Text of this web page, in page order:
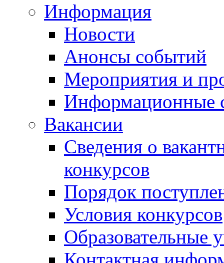
Информация
Новости
Анонсы событий
Мероприятия и
Информационные
Вакансии
Сведения о
конкурсов
Порядок
Условия конкурсов
Образовательные